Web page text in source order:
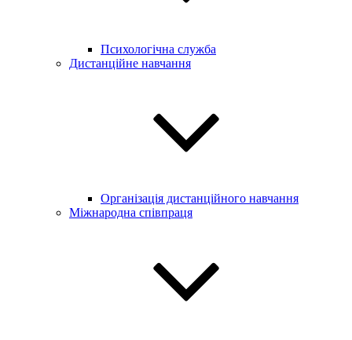
Психологічна служба
Дистанційне навчання
Організація дистанційного навчання
Міжнародна співпраця